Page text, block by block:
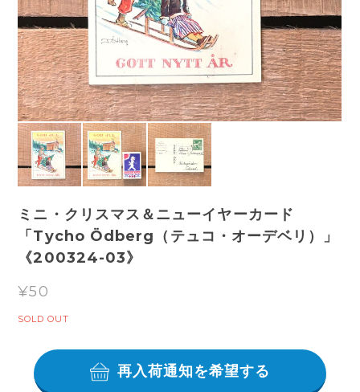
ミニ・クリスマス＆ニューイヤーカード
「Tycho Ödberg（テュコ・オーデベリ）」
《200324-03》
¥50
SOLD OUT
再入荷通知を希望する